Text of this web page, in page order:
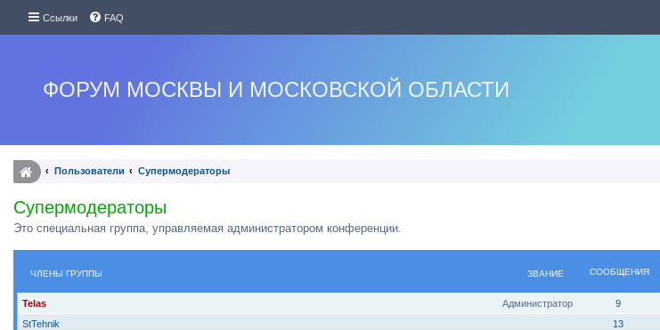
Ссылки FAQ
ФОРУМ МОСКВЫ И МОСКОВСКОЙ ОБЛАСТИ
Пользователи Супермодераторы
Супермодераторы
Это специальная группа, управляемая администратором конференции.
ЗВАНИЕ
ЧЛЕНЫ ГРУППЫ СООБЩЕНИЯ
Администратор
Telas 9
StTehnik
13